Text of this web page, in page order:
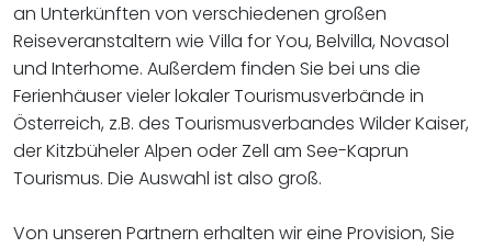
an Unterkünften von verschiedenen großen
Reiseveranstaltern wie Villa for You, Belvilla, Novasol
und Interhome. Außerdem finden Sie bei uns die
Ferienhäuser vieler lokaler Tourismusverbände in
Österreich, z.B. des Tourismusverbandes Wilder Kaiser,
der Kitzbüheler Alpen oder Zell am See-Kaprun
Tourismus. Die Auswahl ist also groß.
Von unseren Partnern erhalten wir eine Provision, Sie